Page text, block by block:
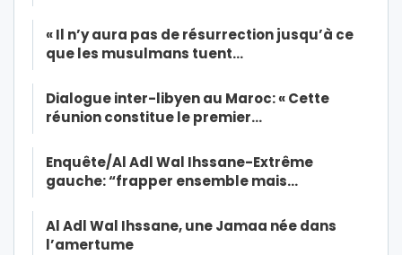
« Il n’y aura pas de résurrection jusqu’à ce
que les musulmans tuent…
Dialogue inter-libyen au Maroc: « Cette
réunion constitue le premier…
Enquête/Al Adl Wal Ihssane-Extrême
gauche: “frapper ensemble mais…
Al Adl Wal Ihssane, une Jamaa née dans
l’amertume